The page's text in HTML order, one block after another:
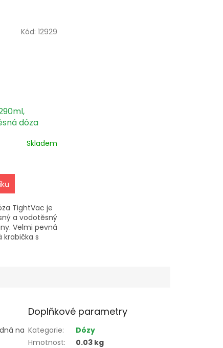
dóza
Skladem
TightVac je
a vodotěsný
Velmi pevná
krabička s
Kód:12929
na
Doplňkové parametry
Kategorie:
Dózy
Hmotnost:
0.03 kg